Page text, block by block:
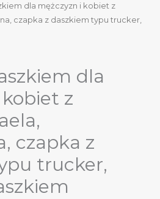
dla mężczyzn i kobiet z
czapka z daszkiem typu trucker,
dla
z
czapka z
trucker,